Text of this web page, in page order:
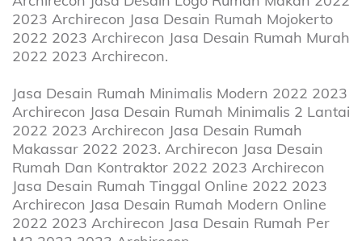
2023 Archirecon Jasa Desain Rumah Mojokerto
2022 2023 Archirecon Jasa Desain Rumah Murah
2022 2023 Archirecon.
Jasa Desain Rumah Minimalis Modern 2022 2023
Archirecon Jasa Desain Rumah Minimalis 2 Lantai
2022 2023 Archirecon Jasa Desain Rumah
Makassar 2022 2023. Archirecon Jasa Desain
Rumah Dan Kontraktor 2022 2023 Archirecon
Jasa Desain Rumah Tinggal Online 2022 2023
Archirecon Jasa Desain Rumah Modern Online
2022 2023 Archirecon Jasa Desain Rumah Per